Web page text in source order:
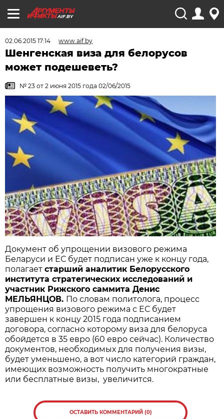
AIF.BY
02.06.2015 17:14 www.aif.by
Шенгенская виза для белорусов
может подешеветь?
№ 23 от 2 июня 2015 года 02/06/2015
Документ об упрощении визового режима
Беларуси и ЕС будет подписан уже к концу года,
полагаетстарший аналитик Белорусского
института стратегических исследований и
участник Рижского саммита Денис
МЕЛЬЯНЦОВ. По словам политолога, процесс
упрощения визового режима с ЕС будет
завершен к концу 2015 года подписанием
договора, согласно которому виза для белоруса
обойдется в 35 евро (60 евро сейчас). Количество
документов, необходимых для получения визы,
будет уменьшено, а вот число категорий граждан,
имеющих возможность получить многократные
или бесплатные визы, увеличится.
ОСТАВИТЬ КОММЕНТАРИЙ (0)